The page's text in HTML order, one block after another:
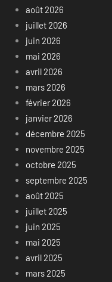
août 2026
juillet 2026
juin 2026
mai 2026
avril 2026
mars 2026
février 2026
janvier 2026
décembre 2025
novembre 2025
octobre 2025
septembre 2025
août 2025
juillet 2025
juin 2025
mai 2025
avril 2025
mars 2025